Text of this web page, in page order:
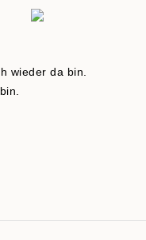
wieder da bin.